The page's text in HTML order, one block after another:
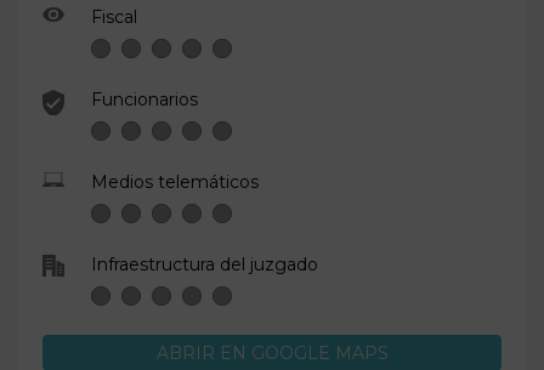
Fiscal
Funcionarios
Medios telemáticos
Infraestructura del juzgado
ABRIR EN GOOGLE MAPS